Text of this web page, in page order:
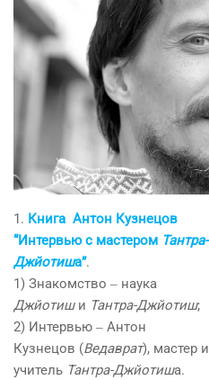
1. Книга Антон Кузнецов
“Интервью с мастером Тантра-
Джйотиша”.
1) Знакомство ‒ наука
Джйотиши Тантра-Джйотиш;
2) Интервью ‒ Антон
Кузнецов (Ведаврат), мастер и
учитель Тантра-Джйотиша.